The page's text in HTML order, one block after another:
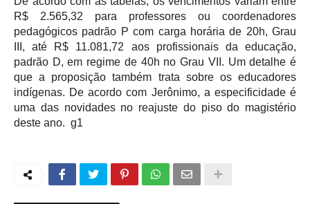
R$ 2.565,32 para professores ou coordenadores
pedagógicos padrão P com carga horária de 20h, Grau
III, até R$ 11.081,72 aos profissionais da educação,
padrão D, em regime de 40h no Grau VII. Um detalhe é
que a proposição também trata sobre os educadores
indígenas. De acordo com Jerônimo, a especificidade é
uma das novidades no reajuste do piso do magistério
deste ano.  g1